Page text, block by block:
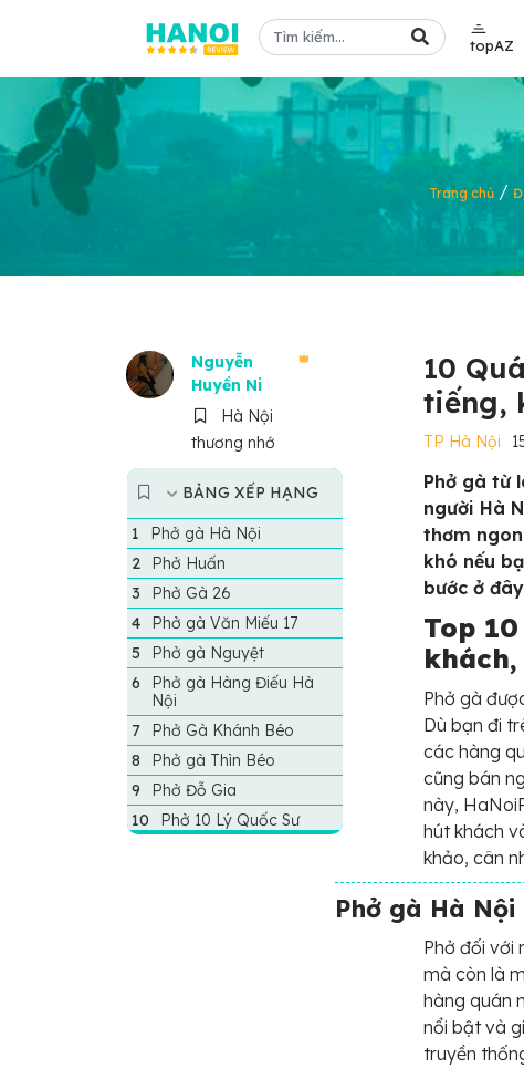
topAZ
Trang chủ /
Nguyễn
Huyền Ni
Hà Nội
thương nhớ
10
tiếng,
TP Hà Nội
BẢNG XẾP HẠNG
Phở gà Hà Nội
Phở Huấn
Phở Gà 26
Phở gà Văn Miếu 17
Phở gà Nguyệt
Phở gà Hàng Điếu Hà
Nội
Phở Gà Khánh Béo
Phở gà Thìn Béo
Phở Đỗ Gia
Phở 10 Lý Quốc Sư
Phở gà từ
người Hà
thơm
khó nếu
bước ở
Top
Phở gà
Dù bạn đi
các hàng
cũng bán
này,
hút khách
khảo, cân
Phở gà Hà Nội
Phở đối với
mà còn là
hàng quán
nổi bật và
truyền